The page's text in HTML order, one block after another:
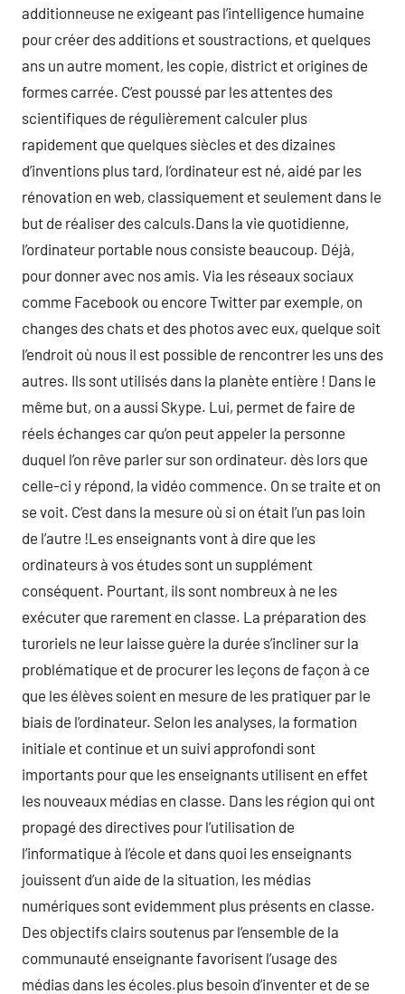
additionneuse ne exigeant pas l’intelligence humaine
pour créer des additions et soustractions, et quelques
ans un autre moment, les copie, district et origines de
formes carrée. C’est poussé par les attentes des
scientifiques de régulièrement calculer plus
rapidement que quelques siècles et des dizaines
d’inventions plus tard, l’ordinateur est né, aidé par les
rénovation en web, classiquement et seulement dans le
but de réaliser des calculs.Dans la vie quotidienne,
l’ordinateur portable nous consiste beaucoup. Déjà,
pour donner avec nos amis. Via les réseaux sociaux
comme Facebook ou encore Twitter par exemple, on
changes des chats et des photos avec eux, quelque soit
l’endroit où nous il est possible de rencontrer les uns des
autres. Ils sont utilisés dans la planète entière ! Dans le
même but, on a aussi Skype. Lui, permet de faire de
réels échanges car qu’on peut appeler la personne
duquel l’on rêve parler sur son ordinateur. dès lors que
celle-ci y répond, la vidéo commence. On se traite et on
se voit. C’est dans la mesure où si on était l’un pas loin
de l’autre !Les enseignants vont à dire que les
ordinateurs à vos études sont un supplément
conséquent. Pourtant, ils sont nombreux à ne les
exécuter que rarement en classe. La préparation des
turoriels ne leur laisse guère la durée s’incliner sur la
problématique et de procurer les leçons de façon à ce
que les élèves soient en mesure de les pratiquer par le
biais de l’ordinateur. Selon les analyses, la formation
initiale et continue et un suivi approfondi sont
importants pour que les enseignants utilisent en effet
les nouveaux médias en classe. Dans les région qui ont
propagé des directives pour l’utilisation de
l’informatique à l’école et dans quoi les enseignants
jouissent d’un aide de la situation, les médias
numériques sont evidemment plus présents en classe.
Des objectifs clairs soutenus par l’ensemble de la
communauté enseignante favorisent l’usage des
médias dans les écoles.plus besoin d’inventer et de se